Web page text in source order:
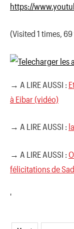
https://
(Visited 1 times,
→ A LIRE AUSSI :
à Eibar (vidéo)
→ A LIRE AUSSI :
→ A LIRE AUSSI :
félicitations de
'